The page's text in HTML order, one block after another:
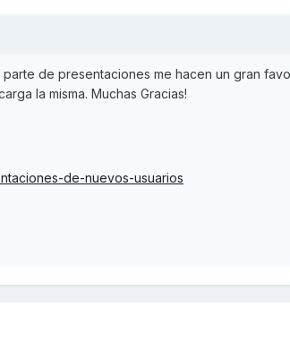
de presentaciones me hacen un gran
la misma. Muchas Gracias!
de-nuevos-usuarios